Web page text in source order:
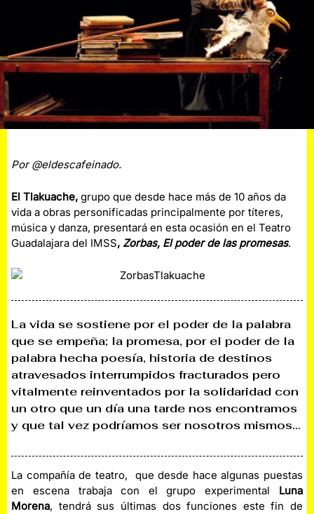
Por @eldescafeinado.
El Tlakuache, grupo que desde hace más de 10 años da
vida a obras personificadas principalmente por títeres,
música y danza, presentará en esta ocasión en el Teatro
Guadalajara del IMSS, Zorbas, El poder de las promesas.
La vida se sostiene por el poder de la palabra
que se empeña; la promesa, por el poder de la
palabra hecha poesía, historia de destinos
atravesados interrumpidos fracturados pero
vitalmente reinventados por la solidaridad con
un otro que un día una tarde nos encontramos
y que tal vez podríamos ser nosotros mismos…
La compañía de teatro, que desde hace algunas puestas
en escena trabaja con el grupo experimental Luna
Morena, tendrá sus últimas dos funciones este fin de